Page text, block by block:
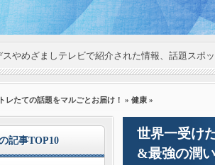
スやめざましテレビで紹介された情報、話題スポ
レたての話題をマルごとお届け！ » 健康 »
世界一受け
&最強の潤
記事TOP10